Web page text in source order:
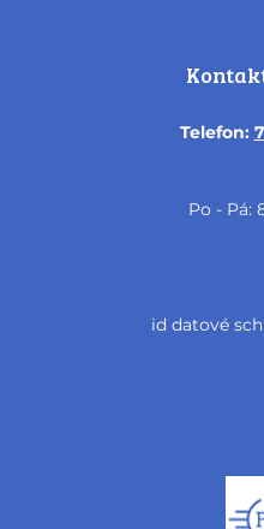
Telefon:
Po - Pá:
id datové